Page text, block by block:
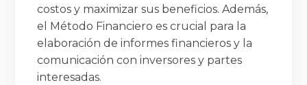
costos y maximizar sus beneficios. Además,
el Método Financiero es crucial para la
elaboración de informes financieros y la
comunicación con inversores y partes
interesadas.